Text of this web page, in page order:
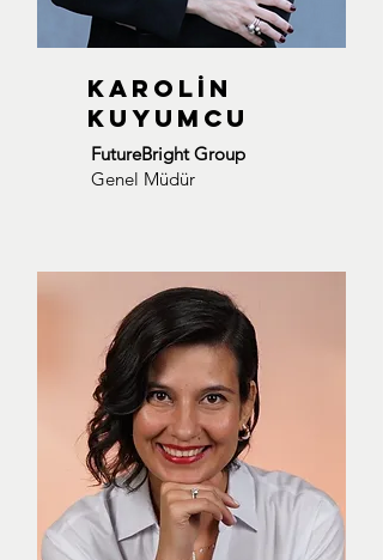
Karolİn
kuyumcu
FutureBright Group
Genel Müdür